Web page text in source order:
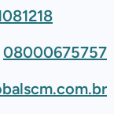
08000675757